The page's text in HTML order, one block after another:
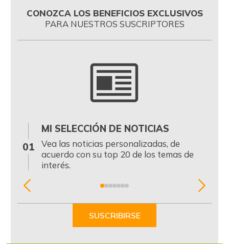
CONOZCA LOS BENEFICIOS EXCLUSIVOS
PARA NUESTROS SUSCRIPTORES
01
MI SELECCIÓN DE NOTICIAS
Vea las noticias personalizadas, de
acuerdo con su top 20 de los temas de
interés.
Item
SUSCRIBIRSE